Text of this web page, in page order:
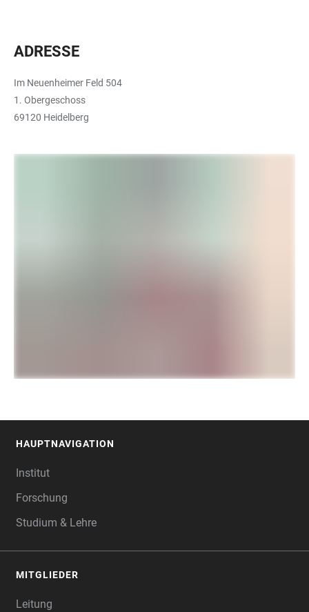
ADRESSE
Im Neuenheimer Feld 504
1. Obergeschoss
69120 Heidelberg
HAUPTNAVIGATION
Institut
Forschung
Studium & Lehre
MITGLIEDER
Leitung